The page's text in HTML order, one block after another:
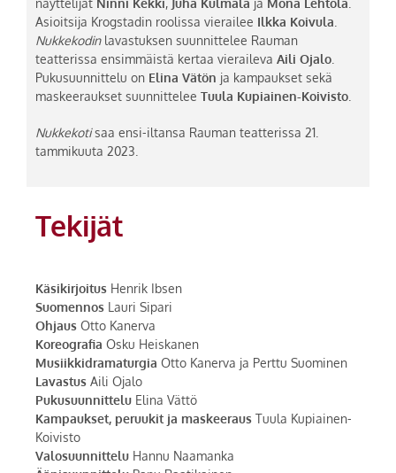
näyttelijät Ninni Kekki, Juha Kulmala ja Mona Lehtola.
Asioitsija Krogstadin roolissa vierailee Ilkka Koivula.
Nukkekodinlavastuksen suunnittelee Rauman
teatterissa ensimmäistä kertaa vieraileva Aili Ojalo.
Pukusuunnittelu on Elina Vätön ja kampaukset sekä
maskeeraukset suunnittelee Tuula Kupiainen-Koivisto.
Nukkekotisaa ensi-iltansa Rauman teatterissa 21.
tammikuuta 2023.
Tekijät
Käsikirjoitus Henrik Ibsen
Suomennos Lauri Sipari
Ohjaus Otto Kanerva
Koreografia Osku Heiskanen
Musiikkidramaturgia Otto Kanerva ja Perttu Suominen
Lavastus Aili Ojalo
Pukusuunnittelu Elina Vättö
Kampaukset, peruukit ja maskeeraus Tuula Kupiainen-
Koivisto
Valosuunnittelu Hannu Naamanka